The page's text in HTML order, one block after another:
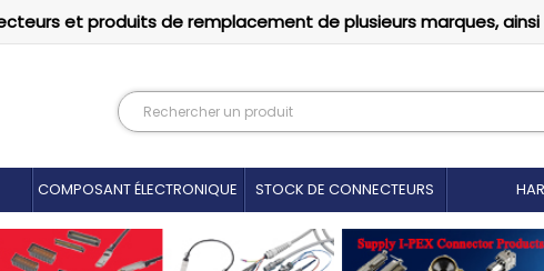
et produits de remplacement de plusieurs marques,
COMPOSANT ÉLECTRONIQUE STOCK DE CONNECTEURS